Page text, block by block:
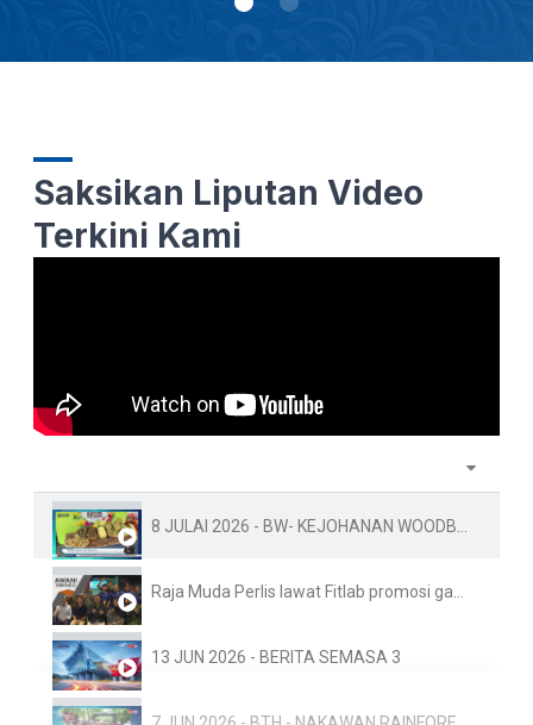
Saksikan Liputan Video
Terkini Kami
13 JUN 2026 - BERITA SEMASA 3